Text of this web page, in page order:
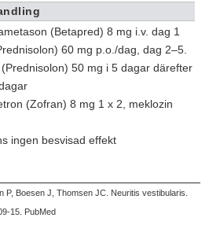
(Betapred) 8 mg i.v. dag 1
60 mg p.o./dag, dag 2–5.
50 mg i 5 dagar därefter
(Zofran) 8 mg 1 x 2, meklozin
ingen besvisad effekt
P, Boesen J, Thomsen JC. Neuritis vestibularis.
15. PubMed